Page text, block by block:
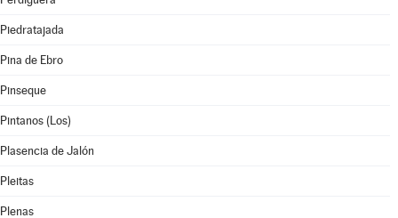
Piedratajada
Pina de Ebro
Pinseque
Pintanos (Los)
Plasencia de Jalón
Pleitas
Plenas